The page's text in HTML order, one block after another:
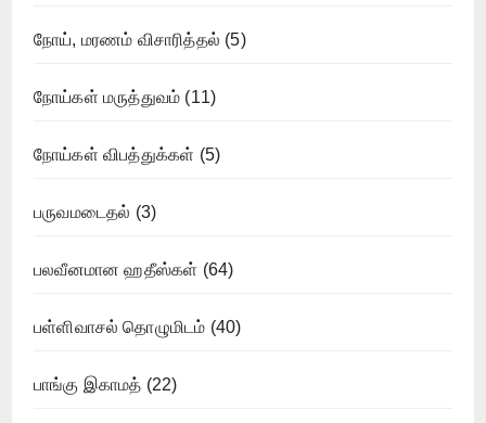
நோய், மரணம் விசாரித்தல் (5)
நோய்கள் மருத்துவம் (11)
நோய்கள் விபத்துக்கள் (5)
பருவமடைதல் (3)
பலவீனமான ஹதீஸ்கள் (64)
பள்ளிவாசல் தொழுமிடம் (40)
பாங்கு இகாமத் (22)